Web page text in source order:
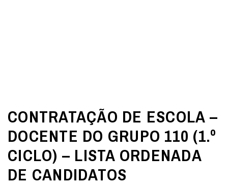
CONTRATAÇÃO DE ESCOLA –
DOCENTE DO GRUPO 110 (1.º
CICLO) – LISTA ORDENADA
DE CANDIDATOS